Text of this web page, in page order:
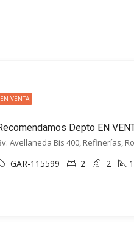
EN VENTA
Avellaneda Bis 400, Refinerías,
GAR-115599 2 2